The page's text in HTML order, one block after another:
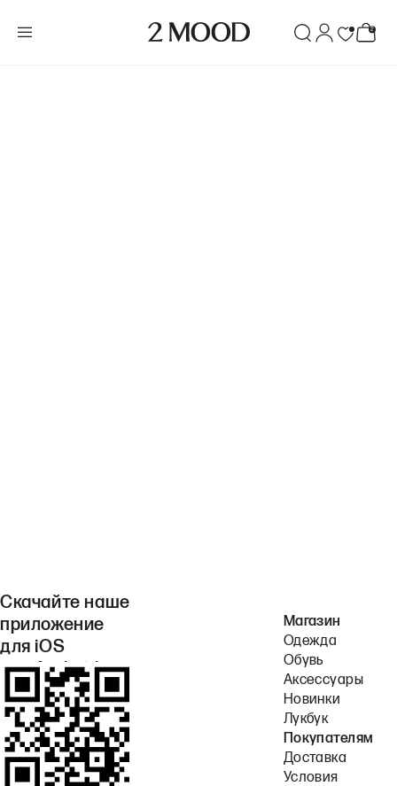
Скачайте наше
приложение
для iOS
или Android.
Магазин
Одежда
Обувь
Аксессуары
Новинки
Лукбук
Покупателям
Доставка
Условия